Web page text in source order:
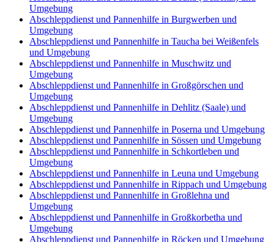
Umgebung
Abschleppdienst und Pannenhilfe in Burgwerben und
Umgebung
Abschleppdienst und Pannenhilfe in Taucha bei Weißenfels
und Umgebung
Abschleppdienst und Pannenhilfe in Muschwitz und
Umgebung
Abschleppdienst und Pannenhilfe in Großgörschen und
Umgebung
Abschleppdienst und Pannenhilfe in Dehlitz (Saale) und
Umgebung
Abschleppdienst und Pannenhilfe in Poserna und Umgebung
Abschleppdienst und Pannenhilfe in Sössen und Umgebung
Abschleppdienst und Pannenhilfe in Schkortleben und
Umgebung
Abschleppdienst und Pannenhilfe in Leuna und Umgebung
Abschleppdienst und Pannenhilfe in Rippach und Umgebung
Abschleppdienst und Pannenhilfe in Großlehna und
Umgebung
Abschleppdienst und Pannenhilfe in Großkorbetha und
Umgebung
Abschleppdienst und Pannenhilfe in Röcken und Umgebung